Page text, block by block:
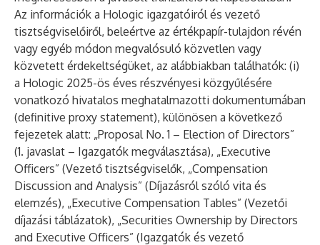
Az információk a Hologic igazgatóiról és vezető
tisztségviselőiről, beleértve az értékpapír-tulajdon révén
vagy egyéb módon megvalósuló közvetlen vagy
közvetett érdekeltségüket, az alábbiakban találhatók: (i)
a Hologic 2025-ös éves részvényesi közgyűlésére
vonatkozó hivatalos meghatalmazotti dokumentumában
(definitive proxy statement), különösen a következő
fejezetek alatt: „Proposal No. 1 – Election of Directors”
(1. javaslat – Igazgatók megválasztása), „Executive
Officers” (Vezető tisztségviselők, „Compensation
Discussion and Analysis” (Díjazásról szóló vita és
elemzés), „Executive Compensation Tables” (Vezetői
díjazási táblázatok), „Securities Ownership by Directors
and Executive Officers” (Igazgatók és vezető